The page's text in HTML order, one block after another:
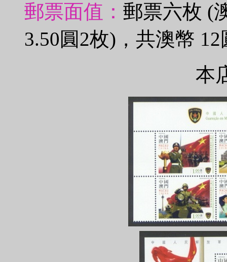
郵票面值： 郵票六枚 (
3.50圓2枚)，共澳幣
本